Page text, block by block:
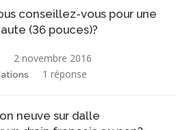
conseillez-vous pour une
(36 pouces)?
2 novembre 2016
1 réponse
neuve sur dalle